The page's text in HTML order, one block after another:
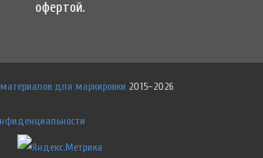
офертой.
для маркировки 2015–2026